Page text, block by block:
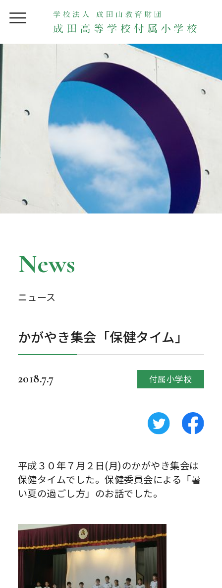
News
ニュース
かがやき集会「保健タイム」
2018.7.7 付属小学校
平成３０年７月２日(月)のかがやき集会は
保健タイムでした。保健委員会による「暑
い夏の過ごし方」のお話でした。